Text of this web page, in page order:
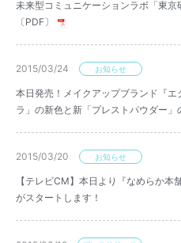
未来型コミュニケーションラボ「東京
〔PDF〕
2015/03/24 お知らせ
本日発売！メイクアップブランド『
ラ」の新色と新「プレストパウダー」
2015/03/20 お知らせ
【テレビCM】本日より『なめらか
がスタートします！